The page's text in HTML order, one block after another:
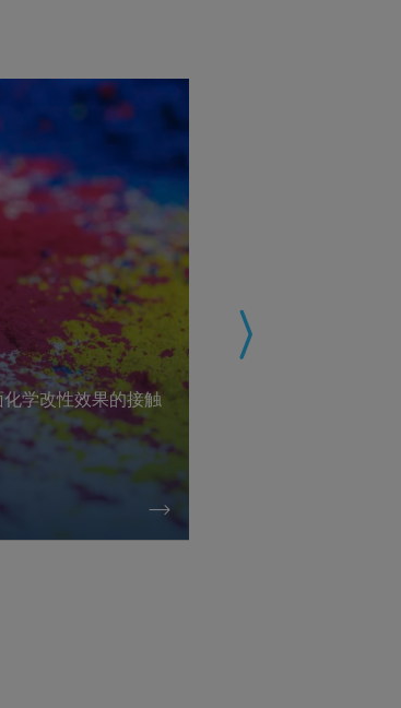
学改性效果的接触